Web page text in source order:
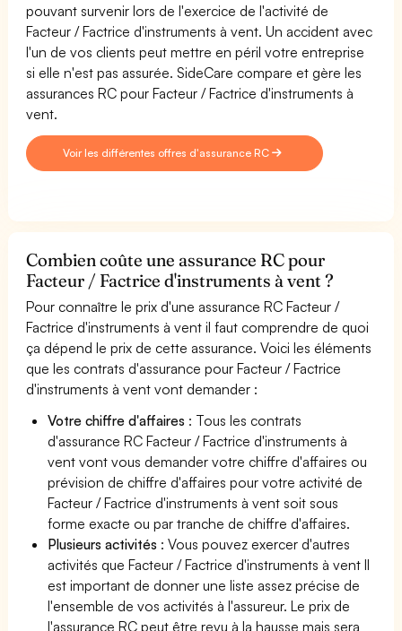
pouvant survenir lors de l'exercice de l'activité de
Facteur / Factrice d'instruments à vent. Un accident avec
l'un de vos clients peut mettre en péril votre entreprise
si elle n'est pas assurée. SideCare compare et gère les
assurances RC pour Facteur / Factrice d'instruments à
vent.
Voir les différentes offres d'assurance RC
Combien coûte une assurance RC pour
Facteur / Factrice d'instruments à vent ?
Pour connaître le prix d'une assurance RC Facteur /
Factrice d'instruments à vent il faut comprendre de quoi
ça dépend le prix de cette assurance. Voici les éléments
que les contrats d'assurance pour Facteur / Factrice
d'instruments à vent vont demander :
Votre chiffre d'affaires : Tous les contrats
d'assurance RC Facteur / Factrice d'instruments à
vent vont vous demander votre chiffre d'affaires ou
prévision de chiffre d'affaires pour votre activité de
Facteur / Factrice d'instruments à vent soit sous
forme exacte ou par tranche de chiffre d'affaires.
Plusieurs activités : Vous pouvez exercer d'autres
activités que Facteur / Factrice d'instruments à vent Il
est important de donner une liste assez précise de
l'ensemble de vos activités à l'assureur. Le prix de
l'assurance RC peut être revu à la hausse mais sera